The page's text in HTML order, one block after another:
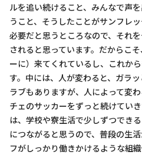
ルを追い続けること、みんなで声
うこと、そうしたことがサンフレ
必要だと思うところなので、それ
されると思っています。だからこ
ーに）来てくれているし、これか
す。中には、人が変わると、ガラ
ラブもありますが、人によって変
チェのサッカーをずっと続けてい
は、学校や寮生活で少しずつでき
につながると思うので、普段の生
フがしっかり働きかけるような組